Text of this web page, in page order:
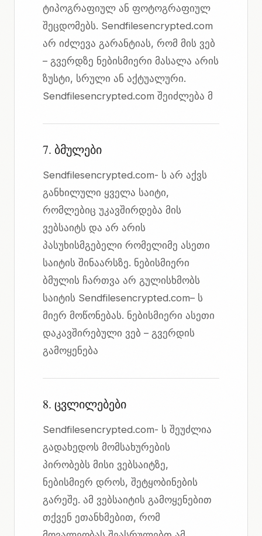
ტიპოგრაფიულ ან ფოტოგრაფიულ
შეცდომებს. Sendfilesencrypted.com
არ იძლევა გარანტიას, რომ მის ვებ
– გვერდზე ნებისმიერი მასალა არის
ზუსტი, სრული ან აქტუალური.
Sendfilesencrypted.com შეიძლება მ
7. ბმულები
Sendfilesencrypted.com- ს არ აქვს
განხილული ყველა საიტი,
რომლებიც უკავშირდება მის
ვებსაიტს და არ არის
პასუხისმგებელი რომელიმე ასეთი
საიტის შინაარსზე. ნებისმიერი
ბმულის ჩართვა არ გულისხმობს
საიტის Sendfilesencrypted.com– ს
მიერ მოწონებას. ნებისმიერი ასეთი
დაკავშირებული ვებ – გვერდის
გამოყენება
8. ცვლილებები
Sendfilesencrypted.com- ს შეუძლია
გადახედოს მომსახურების
პირობებს მისი ვებსაიტზე,
ნებისმიერ დროს, შეტყობინების
გარეშე. ამ ვებსაიტის გამოყენებით
თქვენ ეთანხმებით, რომ